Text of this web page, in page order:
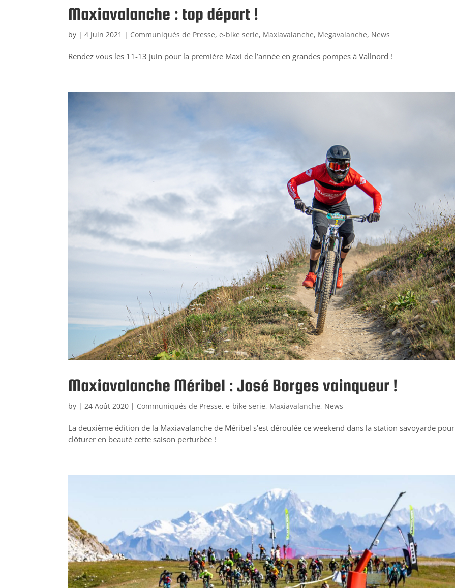
Maxiavalanche : top départ !
by |4 Juin 2021 | Communiqués de Presse,e-bike serie, Maxiavalanche, Megavalanche, News
Rendez vous les 11-13 juin pour la première Maxi de l’année en grandes pompes à Vallnord !
Maxiavalanche Méribel : José Borges vainqueur !
by | 24 Août 2020 | Communiqués de Presse,e-bike serie, Maxiavalanche, News
La deuxième édition de la Maxiavalanche de Méribel s’est déroulée ce weekend dans la station savoyarde pour
clôturer en beauté cette saison perturbée !